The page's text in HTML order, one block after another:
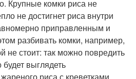
Крупные комки риса не
не достигнет риса внутри
приправленным и
разбивать комки, например,
не стоит: так можно повредить
выглядеть